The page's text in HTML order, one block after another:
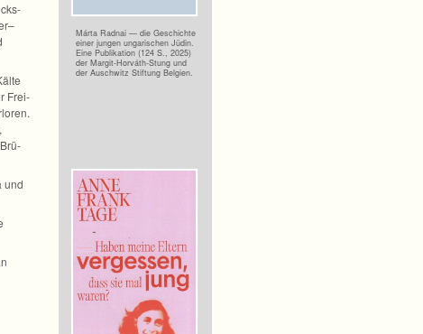
Frei­
Brü­
und
Márta Rad­nai — die Geschichte
einer jun­gen unga­ri­schen Jüdin.
Eine Publi­ka­tion (124 S., 2025)
der Margit-Horváth-Stung und
der Ausch­witz Stif­tung Belgien.